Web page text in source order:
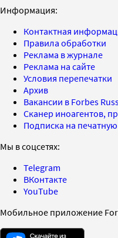
Информация:
Контактная
Правила обработки
Реклама в журнале
Реклама на сайте
Условия перепечатки
Архив
Вакансии в Forbes
Сканер иноагентов,
Подписка на
Мы в соцсетях:
Telegram
ВКонтакте
YouTube
Мобильное приложение